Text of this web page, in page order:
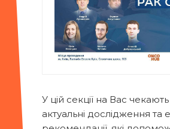
У цій секції на Вас
актуальні дослідження та